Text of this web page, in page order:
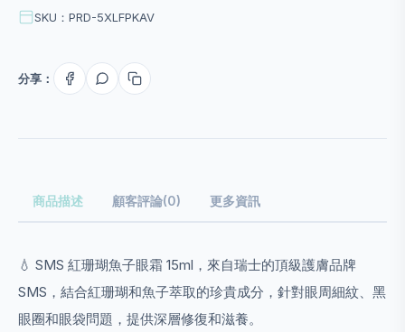
SKU：PRD-5XLFPKAV
分享：
商品描述 顧客評論(0) 更多資訊
💧 SMS 紅珊瑚魚子眼霜 15ml，來自瑞士的頂級護膚品牌
SMS，結合紅珊瑚和魚子萃取的珍貴成分，針對眼周細紋、黑
眼圈和眼袋問題，提供深層修復和滋養。